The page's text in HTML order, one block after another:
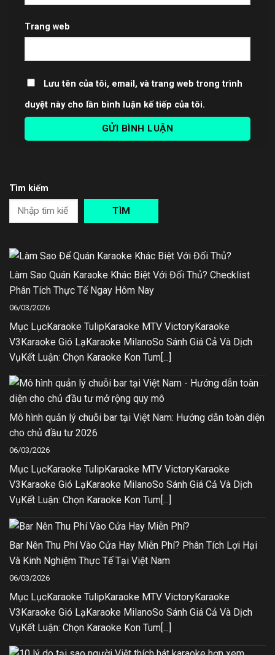
Trang web
Lưu tên của tôi, email, và trang web trong trình
duyệt này cho lần bình luận kế tiếp của tôi.
Tìm kiếm
TÌM
Làm Sao Quán Karaoke Khác Biệt Với Đối Thủ? Checklist
Phân Tích Thực Tế Ngay Hôm Nay
06/03/2026
Mục LụcKaraoke TulipKaraoke MTV VictoryKaraoke
V3Karaoke Gió LạKaraoke MilanoSo Sánh Giá Cả Và Dịch
VụKết Luận: Chọn Karaoke Kon Tum[...]
Mô hình quản lý chuỗi bar tại Việt Nam: Hướng dẫn toàn diện
cho chủ đầu tư 2026
06/03/2026
Mục LụcKaraoke TulipKaraoke MTV VictoryKaraoke
V3Karaoke Gió LạKaraoke MilanoSo Sánh Giá Cả Và Dịch
VụKết Luận: Chọn Karaoke Kon Tum[...]
Bar Nên Thu Phí Vào Cửa Hay Miễn Phí? Phân Tích Lợi Hại
Và Kinh Nghiệm Thực Tế Tại Việt Nam
06/03/2026
Mục LụcKaraoke TulipKaraoke MTV VictoryKaraoke
V3Karaoke Gió LạKaraoke MilanoSo Sánh Giá Cả Và Dịch
VụKết Luận: Chọn Karaoke Kon Tum[...]